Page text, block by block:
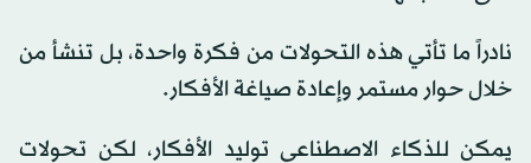
نادراً ما تأتي هذه التحولات من فكرة واحدة، بل تنشأ من
خلال حوار مستمر وإعادة صياغة الأفكار.
يمكن للذكاء الاصطناعي توليد الأفكار، لكن تحولات